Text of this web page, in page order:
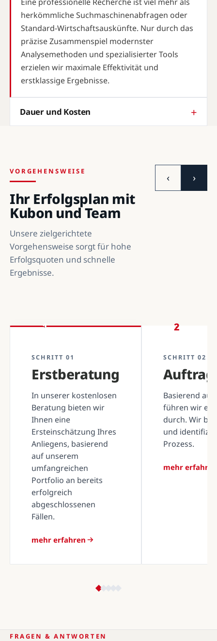
herkömmliche Suchmaschinenabfragen oder
Standard-Wirtschaftsauskünfte. Nur durch das
präzise Zusammenspiel modernster
Analysemethoden und spezialisierter Tools
erzielen wir maximale Effektivität und
erstklassige Ergebnisse.
Dauer und Kosten
VORGEHENSWEISE
Ihr Erfolgsplan mit
Kubon und Team
Unsere zielgerichtete
Vorgehensweise sorgt für hohe
Erfolgsquoten und schnelle
Ergebnisse.
‹ ›
1
SCHRITT 01
Erstberatung
In unserer kostenlosen
Beratung bieten wir
Ihnen eine
Ersteinschätzung Ihres
Anliegens, basierend
auf unserem
umfangreichen
Portfolio an bereits
erfolgreich
abgeschlossenen
Fällen.
mehr erfahren
2
SCHRITT 02
Basierend
führen wir
durch. Wir
und
Prozess.
mehr erfahren
FRAGEN & ANTWORTEN